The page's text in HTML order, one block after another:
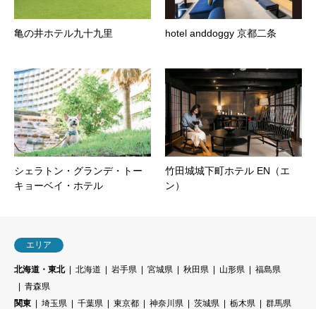
亀の井ホテル九十九里 hotel anddoggy 京都二条
シェラトン・グランデ・トー
キョーベイ・ホテル
竹田城城下町ホテル EN（エ
ン）
エリア
北海道・東北 北海道 岩手県 宮城県 秋田県 山形県
福島県
青森県
関東
埼玉県 千葉県 東京都 神奈川県 茨城県 栃木県
群馬県